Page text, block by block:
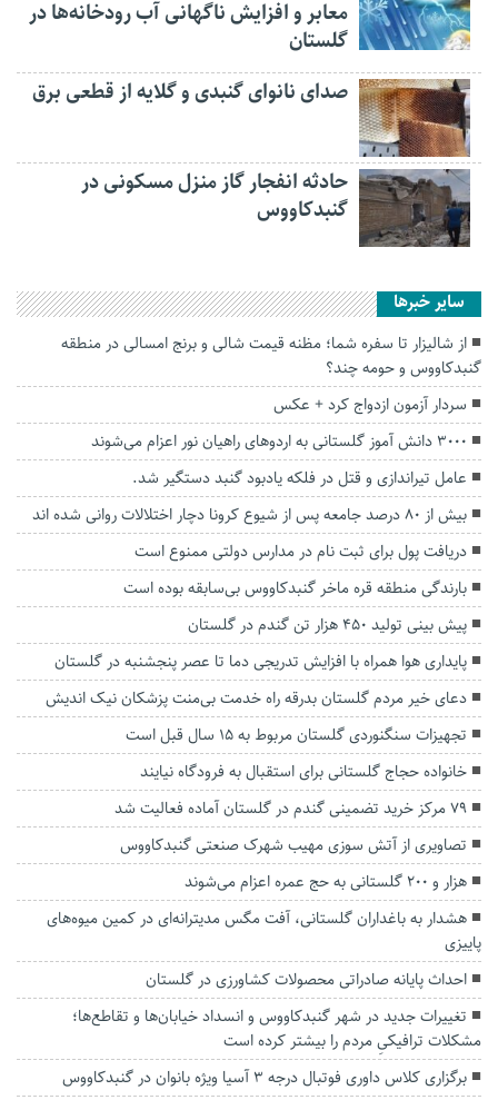
معابر و افزایش ناگهانی آب رودخانه‌ها در
گلستان
صدای نانوای گنبدی و گلایه از قطعی برق
حادثه انفجار گاز منزل مسکونی در
گنبدکاووس
سایر خبرها
از شالیزار تا سفره شما؛ مظنه قیمت شالی و برنج امسالی در منطقه
گنبدکاووس و حومه چند؟
سردار آزمون ازدواج کرد + عکس
۳۰۰۰ دانش آموز گلستانی به اردوهای راهیان نور اعزام می‌شوند
عامل تیراندازی و قتل در فلکه یادبود گنبد دستگیر شد.
بیش از ۸۰‌ درصد جامعه پس از شیوع کرونا دچار اختلالات روانی شده اند
دریافت پول برای ثبت نام در مدارس دولتی ممنوع است
بارندگی منطقه قره ماخر گنبدکاووس بی‌سابقه بوده است
پیش بینی تولید ۴۵۰ هزار تن گندم در گلستان
پایداری هوا همراه با افزایش تدریجی دما تا عصر پنجشنبه در گلستان
دعای خیر مردم گلستان بدرقه راه خدمت بی‌منت پزشکان نیک اندیش
تجهیزات سنگنوردی گلستان مربوط به ۱۵ سال قبل است
خانواده حجاج گلستانی برای استقبال به فرودگاه نیایند
۷۹ مرکز خرید تضمینی گندم در گلستان آماده فعالیت شد
تصاویری از آتش سوزی مهیب شهرک صنعتی گنبدکاووس
هزار و ۲۰۰ گلستانی به حج عمره اعزام می‌شوند
هشدار به باغداران گلستانی، آفت مگس مدیترانه‌ای در کمین میوه‌های
پاییزی
احداث پایانه صادراتی محصولات کشاورزی در گلستان
تغییرات جدید در شهر گنبدکاووس و انسداد خیابان‌ها و تقاطع‌ها؛
مشکلات ترافیکیِ مردم را بیشتر کرده است
برگزاری کلاس داوری فوتبال درجه ۳ آسیا ویژه بانوان در گنبدکاووس